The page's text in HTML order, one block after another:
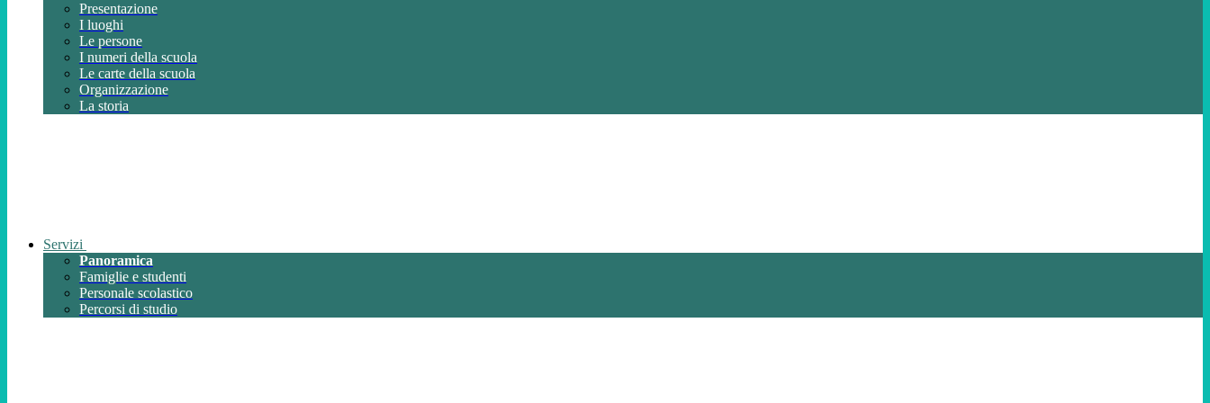
Presentazione
I luoghi
Le persone
I numeri della scuola
Le carte della scuola
Organizzazione
La storia
Servizi
Panoramica
Famiglie e studenti
Personale scolastico
Percorsi di studio